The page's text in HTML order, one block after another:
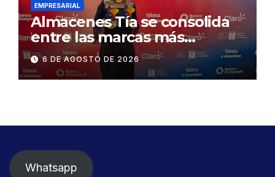
EMPRESARIAL
Almacenes Tía se consolida
entre las marcas más
influyentes del Ecuador
6 DE AGOSTO DE 2026
Whatsapp